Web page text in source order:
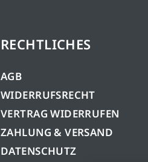
RECHTLICHES
AGB
WIDERRUFSRECHT
VERTRAG WIDERRUFEN
ZAHLUNG & VERSAND
DATENSCHUTZ